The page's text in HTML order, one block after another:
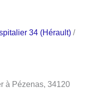
34 (Hérault) /
à Pézenas, 34120